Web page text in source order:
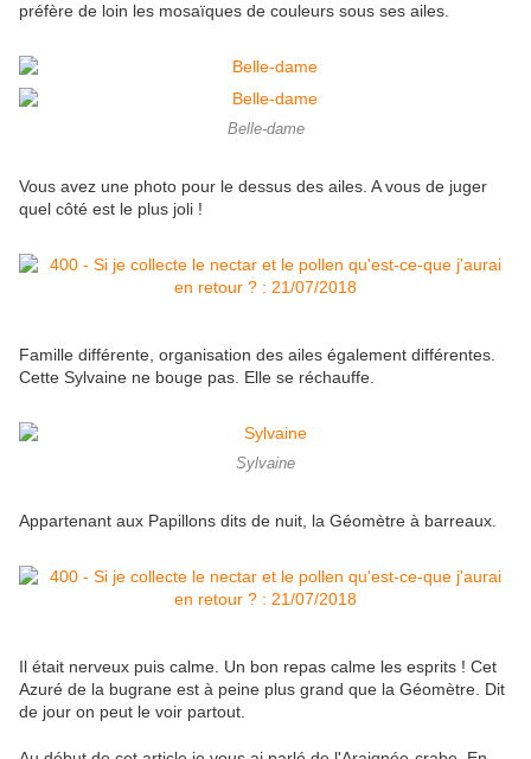
préfère de loin les mosaïques de couleurs sous ses ailes.
Belle-dame
Vous avez une photo pour le dessus des ailes. A vous de juger
quel côté est le plus joli !
Famille différente, organisation des ailes également différentes.
Cette Sylvaine ne bouge pas. Elle se réchauffe.
Sylvaine
Appartenant aux Papillons dits de nuit, la Géomètre à barreaux.
Il était nerveux puis calme. Un bon repas calme les esprits ! Cet
Azuré de la bugrane est à peine plus grand que la Géomètre. Dit
de jour on peut le voir partout.